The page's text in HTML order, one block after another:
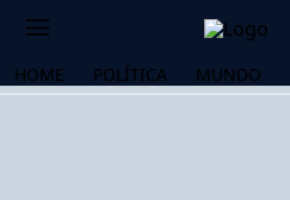
HOME POLÍTICA MUNDO